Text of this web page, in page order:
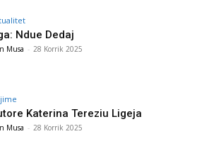
Ndue Dedaj
Musa - 28 Korrik 2025
Katerina Tereziu Ligeja
Musa - 28 Korrik 2025